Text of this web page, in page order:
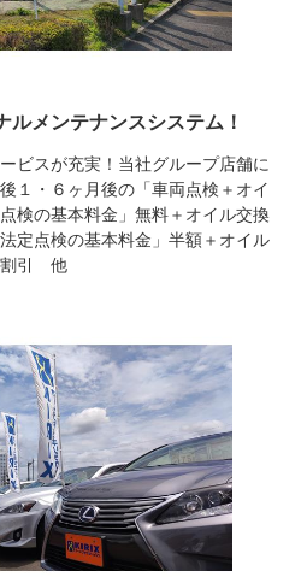
メンテナンスシステム！
ビスが充実！当社グループ店舗に
１・６ヶ月後の「車両点検＋オイ
検の基本料金」無料＋オイル交換
定点検の基本料金」半額＋オイル
割引 他